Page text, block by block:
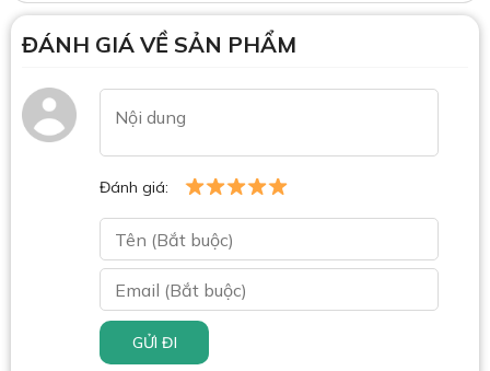
ĐÁNH GIÁ VỀ SẢN PHẨM
Đánh giá:
GỬI ĐI